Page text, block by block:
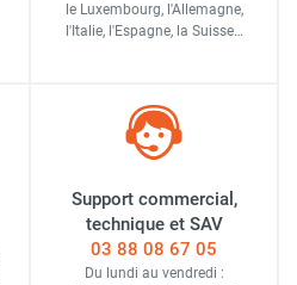
le Luxembourg, l'Allemagne,
l'Italie, l'Espagne, la Suisse…
Support commercial,
technique et SAV
03 88 08 67 05
Du lundi au vendredi :